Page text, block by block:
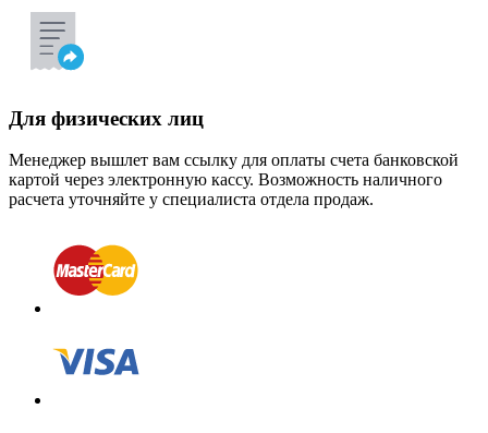
Для физических лиц
Менеджер вышлет вам ссылку для оплаты счета банковской
картой через электронную кассу. Возможность наличного
расчета уточняйте у специалиста отдела продаж.